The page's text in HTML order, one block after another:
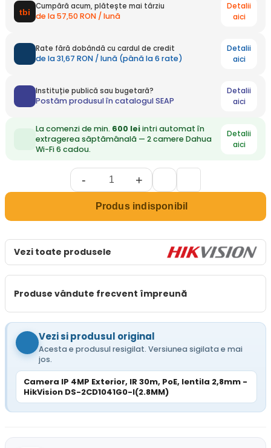
Cumpără acum, plătește mai târziu
de la 57,50 RON / lună
Detalii
aici
Rate fără dobândă cu cardul de credit
de la 31,67 RON / lună (până la 6 rate)
Detalii
aici
Instituție publică sau bugetară?
Postăm produsul în catalogul SEAP
Detalii
aici
La comenzi de min. 600 leiintri automat în
extragerea săptămânală — 2 camere Dahua
Wi-Fi 6 cadou.
Detalii
aici
- +
Produs indisponibil
Vezi toate produsele
Produse vândute frecvent împreună
Vezi si produsul original
Acesta e produsul resigilat. Versiunea sigilata e mai
jos.
Camera IP 4MP Exterior, IR 30m, PoE, lentila 2,8mm -
HikVision DS-2CD1041G0-I(2.8MM)